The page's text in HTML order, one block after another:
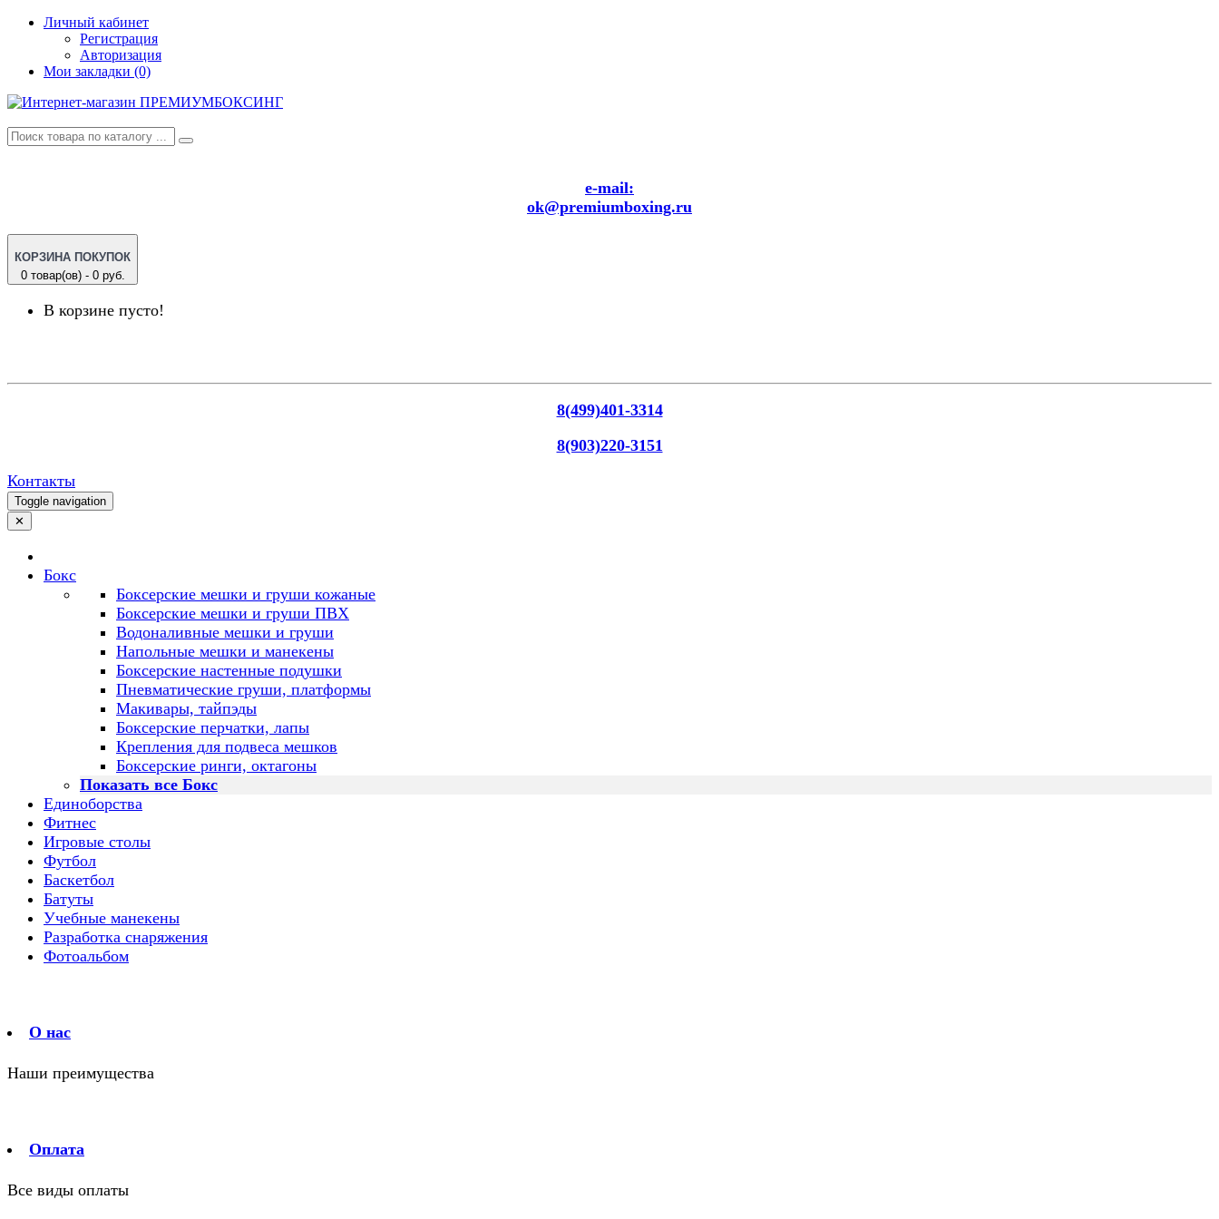
Личный кабинет
Регистрация
Авторизация
Мои закладки (0)
e-mail:
ok@premiumboxing.ru
КОРЗИНА ПОКУПОК
0 товар(ов) - 0 руб.
В корзине пусто!
8(499)401-3314
8(903)220-3151
Контакты
Toggle navigation
✕
Бокс
Боксерские мешки и груши кожаные
Боксерские мешки и груши ПВХ
Водоналивные мешки и груши
Напольные мешки и манекены
Боксерские настенные подушки
Пневматические груши, платформы
Макивары, тайпэды
Боксерские перчатки, лапы
Крепления для подвеса мешков
Боксерские ринги, октагоны
Показать все Бокс
Единоборства
Фитнес
Игровые столы
Футбол
Баскетбол
Батуты
Учебные манекены
Разработка снаряжения
Фотоальбом
О нас
Наши преимущества
Оплата
Все виды оплаты